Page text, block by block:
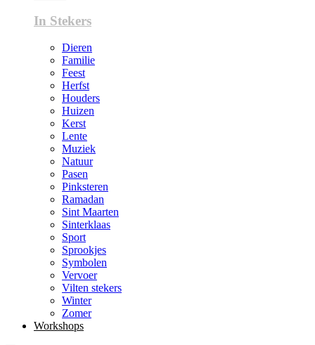
In Stekers
Dieren
Familie
Feest
Herfst
Houders
Huizen
Kerst
Lente
Muziek
Natuur
Pasen
Pinksteren
Ramadan
Sint Maarten
Sinterklaas
Sport
Sprookjes
Symbolen
Vervoer
Vilten stekers
Winter
Zomer
Workshops